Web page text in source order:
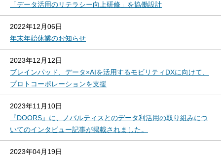
「データ活用のリテラシー向上研修」を協働設計
2022年12月06日
年末年始休業のお知らせ
2023年12月12日
ブレインパッド、データ×AIを活用するモビリティDXに向けて、
プロトコーポレーションを支援
2023年11月10日
『DOORS』に、ノバルティスとのデータ利活用の取り組みにつ
いてのインタビュー記事が掲載されました。
2023年04月19日